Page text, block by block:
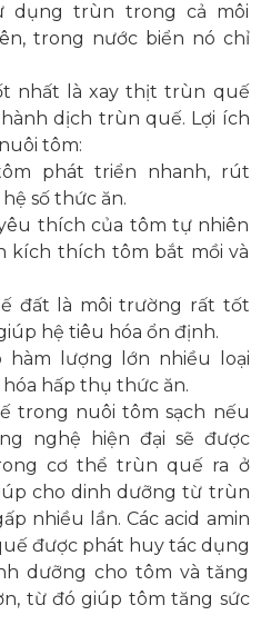
dụng trùn trong cả môi
trong nước biển nó chỉ
nhất là xay thịt trùn quế
dịch trùn quế. Lợi ích
tôm:
phát triển nhanh, rút
số thức ăn.
thích của tôm tự nhiên
kích thích tôm bắt mồi và
đất là môi trường rất tốt
hệ tiêu hóa ổn định.
lượng lớn nhiều loại
hấp thụ thức ăn.
trong nuôi tôm sạch nếu
nghệ hiện đại sẽ được
cơ thể trùn quế ra ở
cho dinh dưỡng từ trùn
nhiều lần. Các acid amin
được phát huy tác dụng
dưỡng cho tôm và tăng
từ đó giúp tôm tăng sức